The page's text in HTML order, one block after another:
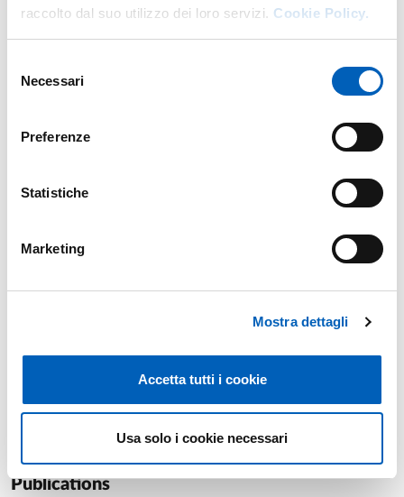
raccolto dal suo utilizzo dei loro servizi. Cookie Policy.
delNecessari
Preferenze
Statistiche
Marketing
Mostra dettagli
Accetta tutti i cookie
Usa solo i cookie necessari
Download the CV
Year: 1°
Publications